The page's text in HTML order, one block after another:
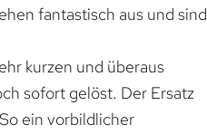
fantastisch aus und sind
kurzen und überaus
sofort gelöst. Der Ersatz
ein vorbildlicher